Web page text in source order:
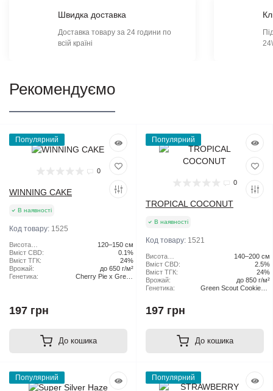
Швидка доставка
Доставка товару за 24 години по
всій країні
Рекомендуємо
Популярний
0
WINNING CAKE
В наявності
Код товару: 1525
Висота
рослини:
120–150 см
Вміст CBD:
0.1%
Вміст ТГК:
24%
Врожай:
до 650 г/м²
Генетика:
Cherry Pie x Green
197 грн
До кошика
Популярний
0
TROPICAL COCONUT
В наявності
Код товару: 1521
Висота
рослини:
140–200 см
Вміст CBD:
2.5%
Вміст ТГК:
24%
Врожай:
до 850 г/м²
Генетика:
Green Scout Cookies x
197 грн
До кошика
Популярний Популярний